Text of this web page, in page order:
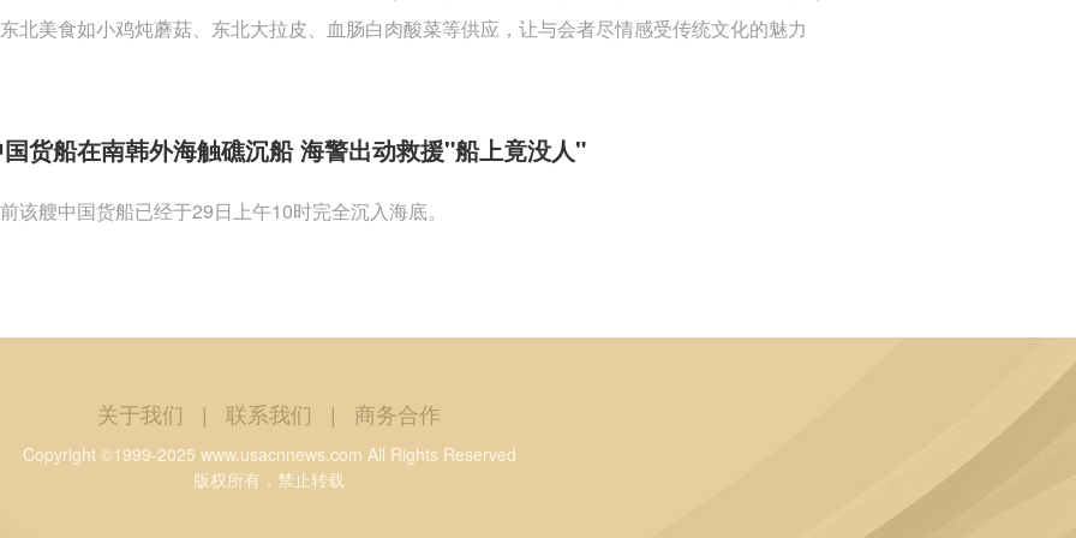
北美食如小鸡炖蘑菇、东北大拉皮、血肠白肉酸菜等供应，让与会者尽情感受传统文化的魅力
货船在南韩外海触礁沉船 海警出动救援"船上竟没人"
该艘中国货船已经于29日上午10时完全沉入海底。
关于我们 | 联系我们 | 商务合作
Copyright ©1999-2025 www.usacnnews.com All Rights Reserved
版权所有，禁止转载